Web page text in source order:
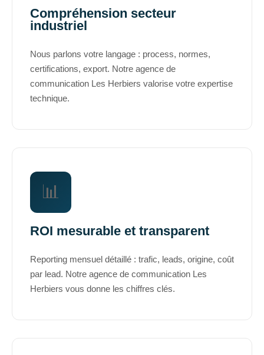
Compréhension secteur
industriel
Nous parlons votre langage : process, normes,
certifications, export. Notre agence de
communication Les Herbiers valorise votre expertise
technique.
📊
ROI mesurable et transparent
Reporting mensuel détaillé : trafic, leads, origine, coût
par lead. Notre agence de communication Les
Herbiers vous donne les chiffres clés.